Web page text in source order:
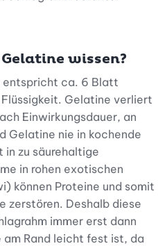
wissen?
entspricht ca. 6 Blatt
Gelatine verliert
Einwirkungsdauer, an
Gelatine nie in kochende
in zu säurehaltige
in rohen exotischen
können Proteine und somit
zerstören. Deshalb diese
immer erst dann
am Rand leicht fest ist, da